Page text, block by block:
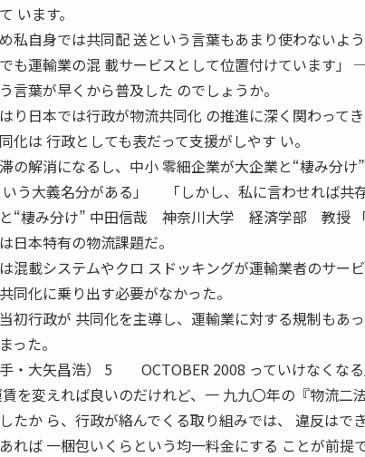
います。
私自身では共同配 送という言葉もあまり使わないよう
も運輸業の混 載サービスとして位置付けています
言葉が早くから普及した のでしょうか。
り日本では行政が物流共同化 の推進に深く関わって
化は 行政としても表だって支援がしやす い。
の解消になるし、中小 零細企業が大企業と“棲み分
いう大義名分がある」 「しかし、私に言わせれば共存
“棲み分け” 中田信哉 神奈川大学 経済学部 教授
日本特有の物流課題だ。
混載システムやクロ スドッキングが運輸業者のサー
同化に乗り出す必要がなかった。
初行政が 共同化を主導し、運輸業に対する規制もあ
った。
手・大矢昌浩） 5 OCTOBER 2008 っていけなくな
賃を変えれば良いのだけれど、一 九九〇年の『物流二
たか ら、行政が絡んでくる取り組みでは、 違反はで
れば 一梱包いくらという均一料金にする ことが前